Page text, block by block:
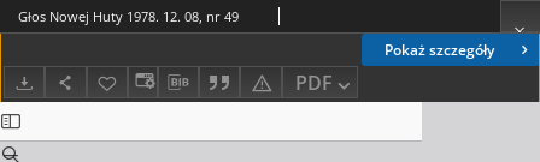
Pokaż szczegóły
PDF
Głos Nowej Huty 1978. 12. 08, nr 49